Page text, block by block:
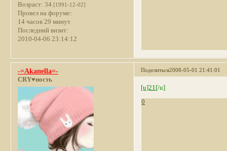
Возраст: 34 [1991-12-02]
Провел на форуме:
14 часов 29 минут
Последний визит:
2010-04-06 23:14:12
Поделиться2008-05-01 21:41:01
-=Akaпella=-
CRY♥ность
[u]21 [/u]
0